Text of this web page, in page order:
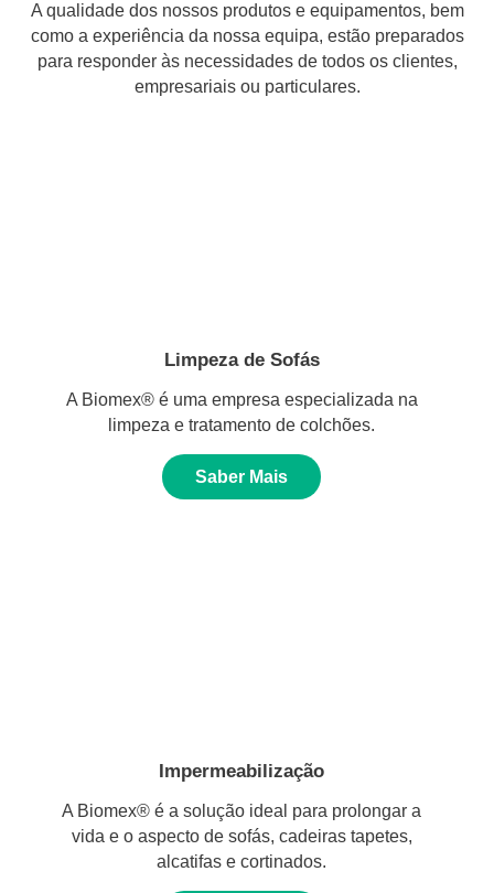
A qualidade dos nossos produtos e equipamentos, bem
como a experiência da nossa equipa, estão preparados
para responder às necessidades de todos os clientes,
empresariais ou particulares.
Limpeza de Sofás
A Biomex® é uma empresa especializada na
limpeza e tratamento de colchões.
Saber Mais
Impermeabilização
A Biomex® é a solução ideal para prolongar a
vida e o aspecto de sofás, cadeiras tapetes,
alcatifas e cortinados.